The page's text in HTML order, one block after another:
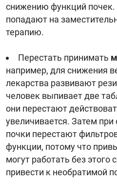
снижению функций почек.
попадают на
терапию.
Перестать принимать
например, для снижения
лекарства развивают
человек выпивает две
они перестают
увеличивается. Затем
почки перестают
функции, потому что
могут работать без
привести к необратимой